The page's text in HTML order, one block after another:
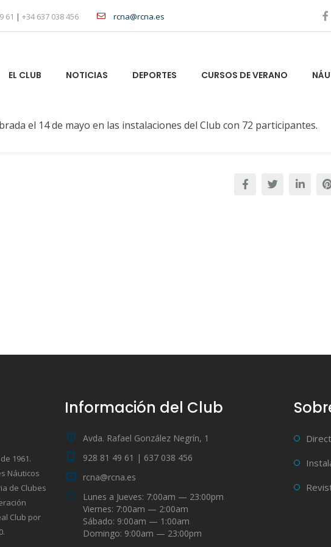
61 | +34 637 038 456 rcna@rcna.es
EL CLUB NOTICIAS DEPORTES CURSOS DE VERANO
el 14 de mayo en las instalaciones del Club con 72 participantes.
1961.
Náuticos
de Clubes
Club por
Información del Club
Avda. Rafael González Negrín, 1
928 81 49 61 | 637 038 456
rcna@rcna.es
Lunes a Jueves: 7:00am — 23:00pm
Viernes: 7:00am — 2:00am
Sábado: 9:00am — 1:00am
Domingo: 9:00am — 23:00pm